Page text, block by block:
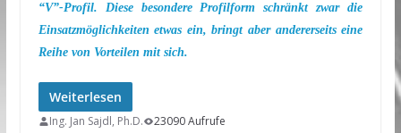
“V”-Profil. Diese besondere Profilform schränkt zwar die
Einsatzmöglichkeiten etwas ein, bringt aber andererseits eine
Reihe von Vorteilen mit sich.
Weiterlesen
Ing. Jan Sajdl, Ph.D.
23090 Aufrufe